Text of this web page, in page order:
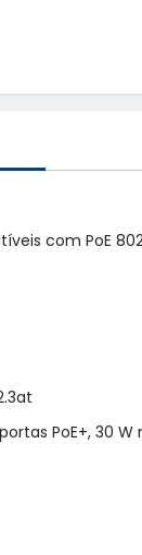
com PoE
PoE+, 30